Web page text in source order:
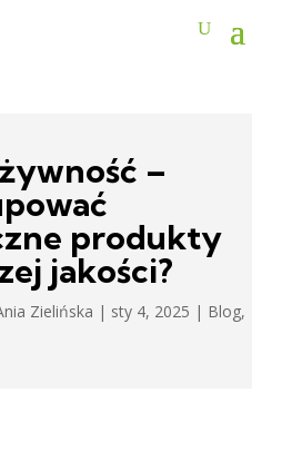
–
produkty
jakości?
Zielińska | sty 4, 2025 | Blog,